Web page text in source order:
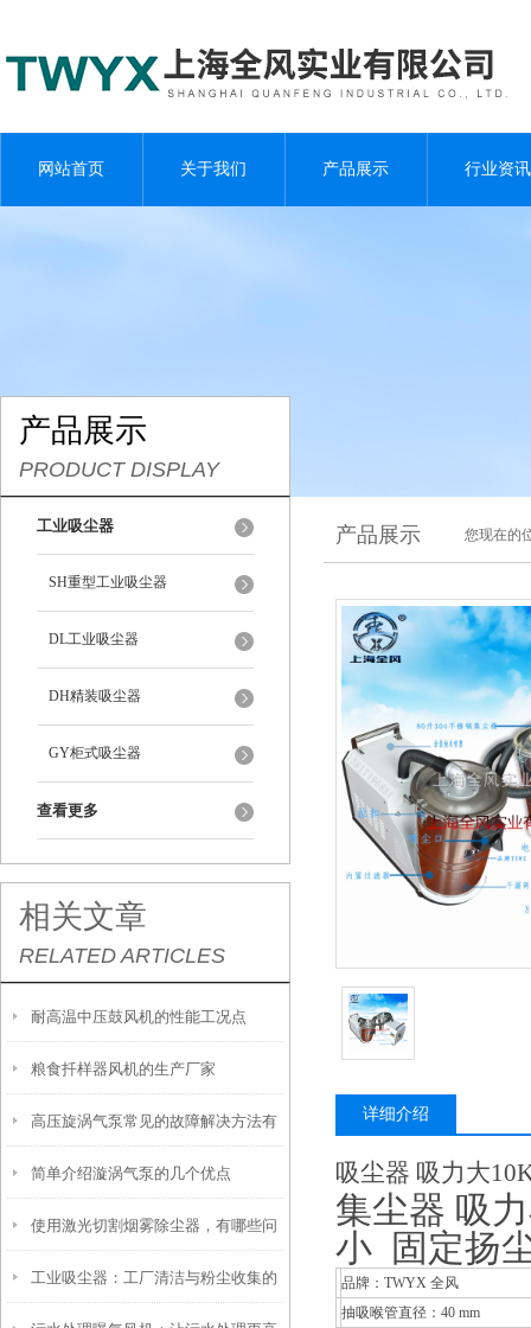
网站首页 关于我们 产品展示 行业资讯
产品展示
PRODUCT DISPLAY
工业吸尘器
SH重型工业吸尘器
DL工业吸尘器
DH精装吸尘器
GY柜式吸尘器
查看更多
相关文章
RELATED ARTICLES
耐高温中压鼓风机的性能工况点
粮食扦样器风机的生产厂家
高压旋涡气泵常见的故障解决方法有
哪些？
简单介绍漩涡气泵的几个优点
使用激光切割烟雾除尘器，有哪些问
题？
工业吸尘器：工厂清洁与粉尘收集的
产品展示 您现在的
详细介绍
吸尘器 吸力大
集尘器 吸
小 固定扬
品牌 ：TWYX 全风
抽吸喉管直径 ：40 mm